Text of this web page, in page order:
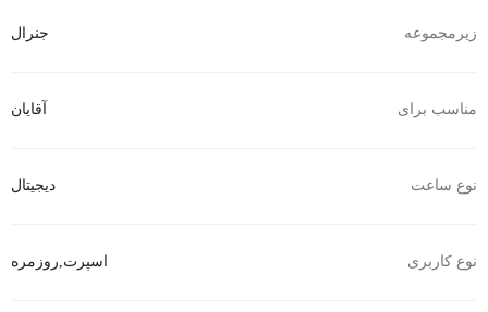
زیرمجموعه جنرال
مناسب برای آقایان
نوع ساعت دیجیتال
نوع کاربری اسپرت,روزمره